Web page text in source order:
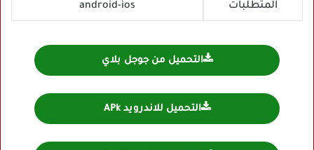
المتطلبات android-ios
التحميل من جوجل بلاي
التحميل للاندرويد APk